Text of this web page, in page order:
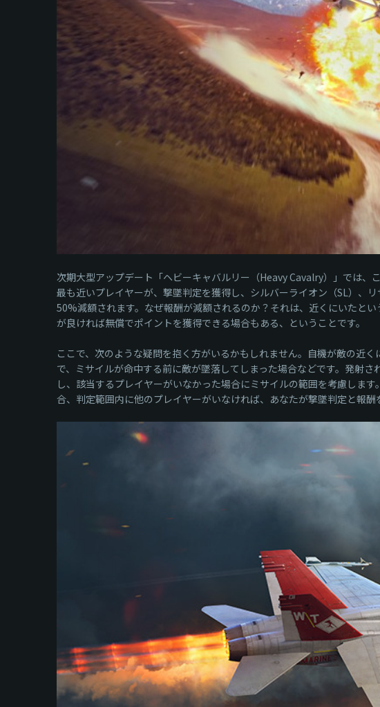
次期大型アップデート「ヘビーキャバルリー（Heavy Cavalry）」では
最も近いプレイヤーが、撃墜判定を獲得し、シルバーライオン（SL）、
50%減額されます。なぜ報酬が減額されるのか？それは、近くにいたと
が良ければ無償でポイントを獲得できる場合もある、ということです。
ここで、次のような疑問を抱く方がいるかもしれません。自機が敵の近
で、ミサイルが命中する前に敵が墜落してしまった場合などです。発射
し、該当するプレイヤーがいなかった場合にミサイルの範囲を考慮しま
合、判定範囲内に他のプレイヤーがいなければ、あなたが撃墜判定と報酬